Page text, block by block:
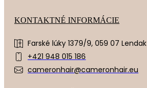
KONTAKTNÉ INFORMÁCIE
Farské lúky 1379/9, 059 07 Lendak
+421 948 015 186
cameronhair@cameronhair.eu